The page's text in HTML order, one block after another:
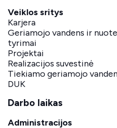
Veiklos sritys
Karjera
Geriamojo vandens ir
tyrimai
Projektai
Realizacijos suvestinė
Tiekiamo geriamojo
DUK
Darbo laikas
Administracijos